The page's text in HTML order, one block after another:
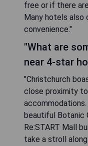
free or if there
Many hotels
convenience."
"What are
near 4-star
"Christchurch
close proximity
beautiful Botanic
Re:START Mall
take a stroll